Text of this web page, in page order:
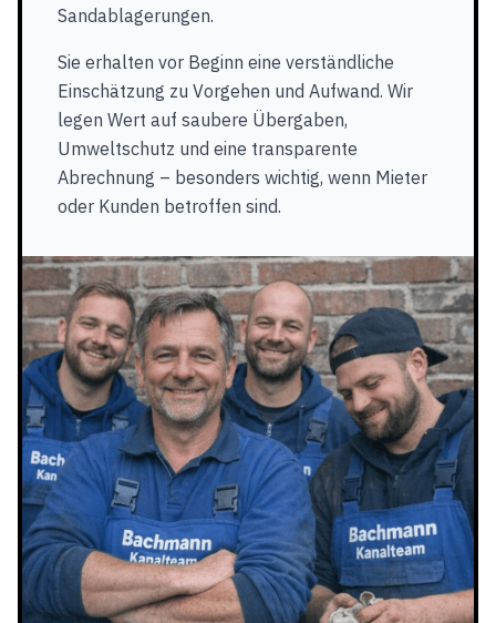
Sandablagerungen.
Sie erhalten vor Beginn eine verständliche
Einschätzung zu Vorgehen und Aufwand. Wir
legen Wert auf saubere Übergaben,
Umweltschutz und eine transparente
Abrechnung – besonders wichtig, wenn Mieter
oder Kunden betroffen sind.